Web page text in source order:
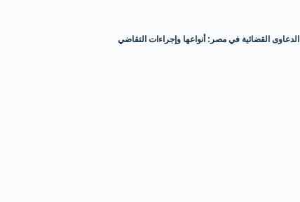
الدعاوى القضائية في مصر: أنواعها وإجراءات التقاضي